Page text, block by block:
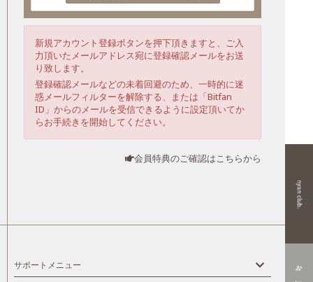
person_add_alt
新規アカウント登録ボタンを押下頂きますと、ご入
力頂いたメールアドレス宛に登録確認メールをお送
り致します。
登録確認メールなどの未着回避のため、一時的に迷
惑メールフィルターを解除する、または「Bitfan
ID」からのメールを受信できるように設定頂いてか
らお手続きを開始してください。
会員特典のご確認はこちらから
サポートメニュー